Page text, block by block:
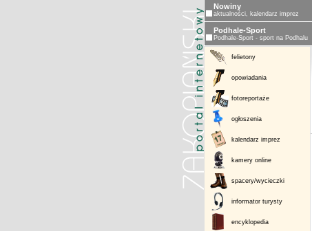
Nowiny
aktualności, kalendarz imprez
Podhale-Sport
Podhale-Sport - sport na Podhalu
felietony
opowiadania
fotoreportaże
ogłoszenia
kalendarz imprez
kamery online
spacery/wycieczki
informator turysty
encyklopedia